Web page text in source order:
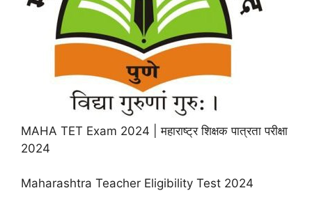
MAHA TET Exam 2024 | महाराष्ट्र शिक्षक पात्रता परीक्षा
2024
Maharashtra Teacher Eligibility Test 2024